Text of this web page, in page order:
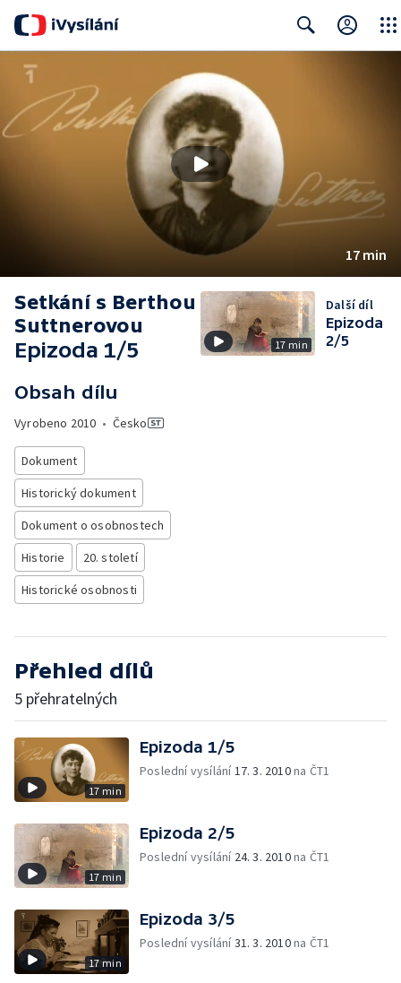
17 min
Setkání s Berthou
Suttnerovou
Epizoda 1/5
Obsah dílu
Vyrobeno 2010 • Česko
Dokument
Historický dokument
Dokument o osobnostech
Historie
20. století
Historické osobnosti
17 min
Další díl
Epizoda
2/5
Přehled dílů
5 přehratelných
17 min
Epizoda 1/5
Poslední vysílání17. 3. 2010na ČT1
17 min
Epizoda 2/5
Poslední vysílání 24. 3. 2010na ČT1
17 min
Epizoda 3/5
Poslední vysílání31. 3. 2010na ČT1